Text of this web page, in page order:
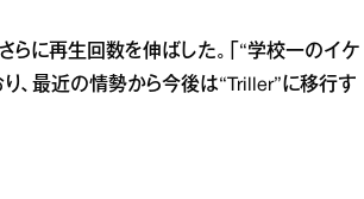
に再生回数を伸ばした。「“学校一のイケ
、最近の情勢から今後は“Triller”に移行す